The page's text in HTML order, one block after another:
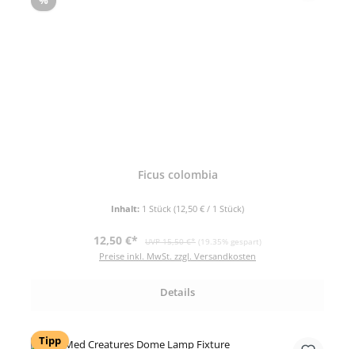
Ficus colombia
Inhalt: 1 Stück (12,50 € / 1 Stück)
Verkaufspreis:
12,50 €* Regulärer Preis:
UVP 15,50 €* (19.35% gespart)
Preise inkl. MwSt. zzgl. Versandkosten
Details
Tipp